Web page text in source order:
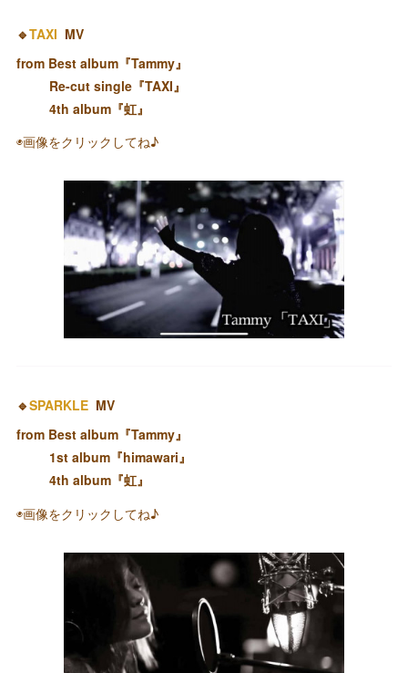
🔹TAXI MV
from Best album『Tammy』
Re-cut single『TAXI』
4th album『虹』
◉画像をクリックしてね♪
🔹SPARKLE MV
from Best album『Tammy』
1st album『himawari』
4th album『虹』
◉画像をクリックしてね♪